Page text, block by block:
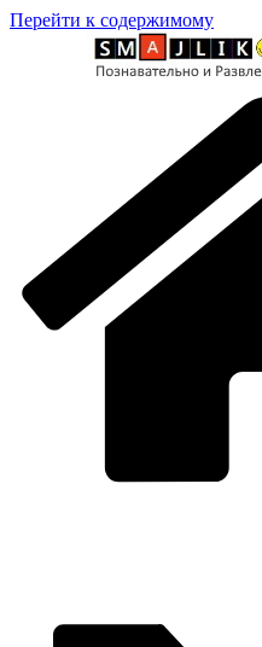
Перейти к содержимому